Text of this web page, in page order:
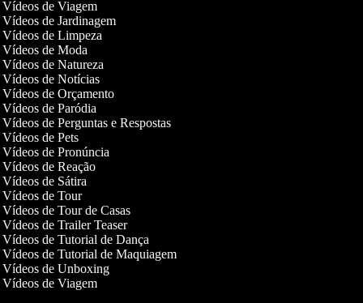
Vídeos de Viagem
Vídeos de Jardinagem
Vídeos de Limpeza
Vídeos de Moda
Vídeos de Natureza
Vídeos de Notícias
Vídeos de Orçamento
Vídeos de Paródia
Vídeos de Perguntas e Respostas
Vídeos de Pets
Vídeos de Pronúncia
Vídeos de Reação
Vídeos de Sátira
Vídeos de Tour
Vídeos de Tour de Casas
Vídeos de Trailer Teaser
Vídeos de Tutorial de Dança
Vídeos de Tutorial de Maquiagem
Vídeos de Unboxing
Vídeos de Viagem